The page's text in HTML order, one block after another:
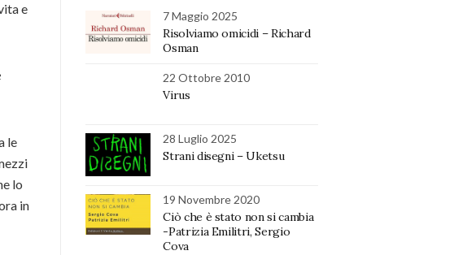
e
le
lo
in
7 Maggio 2025
Risolviamo omicidi – Richard
Osman
22 Ottobre 2010
Virus
28 Luglio 2025
Strani disegni – Uketsu
19 Novembre 2020
Ciò che è stato non si cambia
-Patrizia Emilitri, Sergio
Cova